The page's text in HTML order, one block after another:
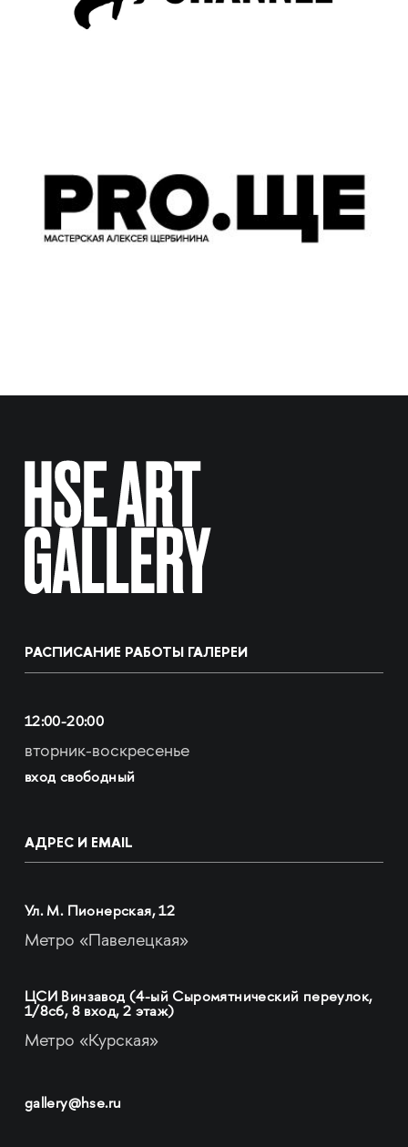
РАСПИСАНИЕ РАБОТЫ ГАЛЕРЕИ
12:00-20:00
вторник-воскресенье
вход свободный
АДРЕС И EMAIL
Ул. М. Пионерская, 12
Метро «Павелецкая»
ЦСИ Винзавод (4-ый Сыромятнический переулок,
1/8с6, 8 вход, 2 этаж)
Метро «Курская»
gallery@hse.ru